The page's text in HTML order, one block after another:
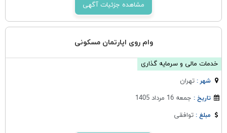
مشاهده جزئیات آگهی
وام روی اپارتمان مسکونی
خدمات مالی و سرمایه گذاری
شهر :تهران
تاریخ : جمعه 16 مرداد 1405
مبلغ :توافقی